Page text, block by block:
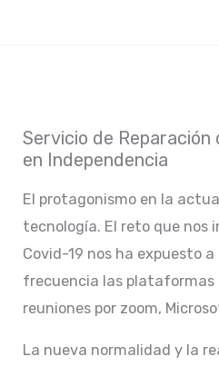
Servicio de
en Independencia
El protagonismo en la
tecnología. El reto que nos
Covid-19 nos ha expuesto
frecuencia las plataformas
reuniones por zoom,
La nueva normalidad y la